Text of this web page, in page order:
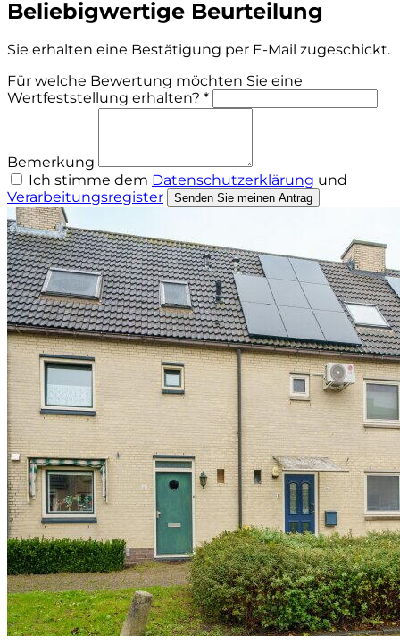
Beliebigwertige Beurteilung
Sie erhalten eine Bestätigung per E-Mail zugeschickt.
Für welche Bewertung möchten Sie eine
Wertfeststellung erhalten? *
Bemerkung
Ich stimme dem Datenschutzerklärung und
Verarbeitungsregister
Senden Sie meinen Antrag